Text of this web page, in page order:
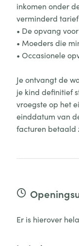
inkomen onder
verminderd tarief
• De opvang
• Moeders die
• Occasionele
Je ontvangt de
je kind definitief
vroegste op het
einddatum van
facturen betaald
Er is hierover